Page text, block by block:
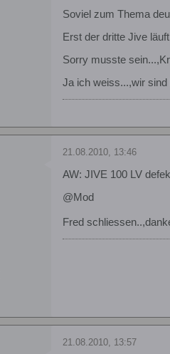
Soviel zum Thema
Erst der dritte Jive
Sorry musste
Ja ich weiss...,wir sind
21.08.2010, 13:46
AW: JIVE 100 LV
@Mod
Fred
21.08.2010, 13:57